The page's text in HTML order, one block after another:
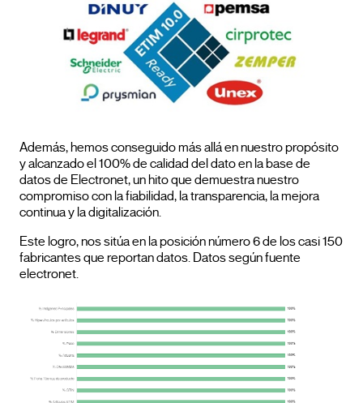
Además, hemos conseguido más allá en nuestro propósito
y alcanzado el 100% de calidad del dato en la base de
datos de Electronet, un hito que demuestra nuestro
compromiso con la fiabilidad, la transparencia, la mejora
continua y la digitalización.
Este logro, nos sitúa en la posición número 6 de los casi 150
fabricantes que reportan datos. Datos según fuente
electronet.